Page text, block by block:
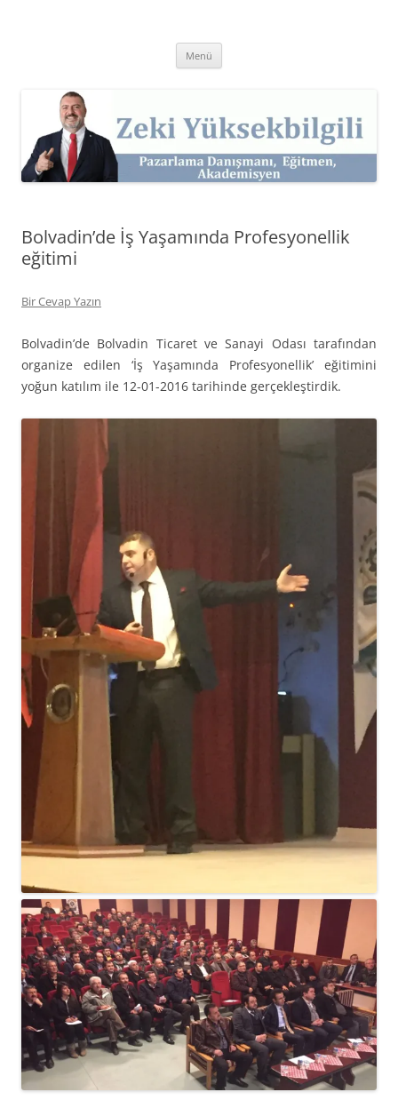
Kişisel Web Sitesi.
Menü
Bolvadin’de İş Yaşamında Profesyonellik
eğitimi
Bir Cevap Yazın
Bolvadin’de Bolvadin Ticaret ve Sanayi Odası tarafından
organize edilen ‘İş Yaşamında Profesyonellik’ eğitimini
yoğun katılım ile 12-01-2016 tarihinde gerçekleştirdik.